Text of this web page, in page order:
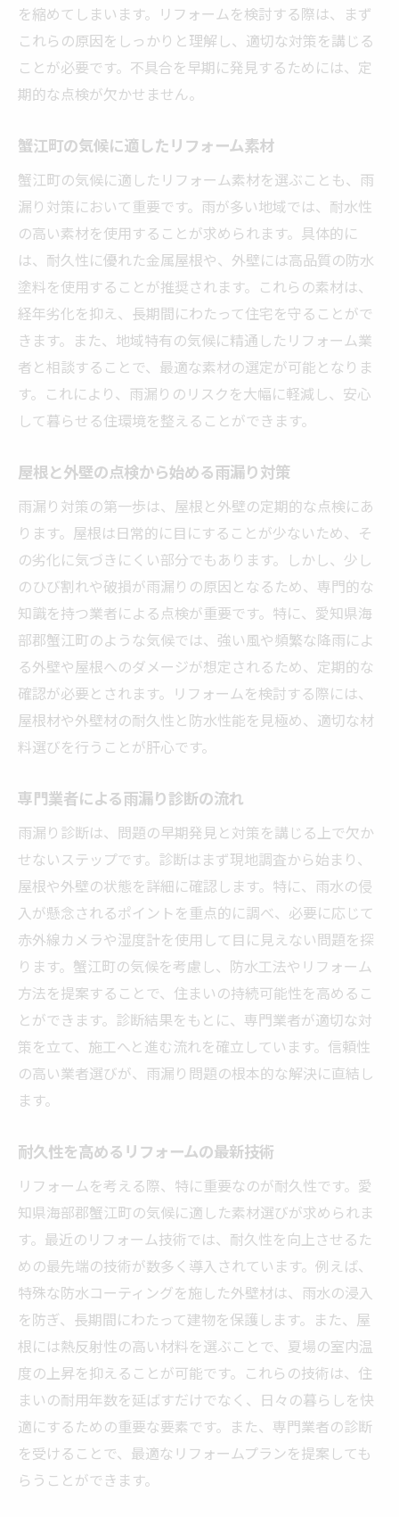
雨漏りを未然に防ぐための具体的なリフォーム
の流れ
初回相談から施工までのプロセス
現地調査で確認すべきポイント
最適な施工プランの提案方法
完了後の点検と保証内容
万が一に備える保険の活用法
蟹江町で雨漏りを防ぐための効果的なリフォー
ム対策
防水シートの選び方と施工法
外壁塗装で雨漏りを防ぐポイント
屋根の形状別リフォームの注意点
雨どいの定期的な清掃と点検
緊急時の応急処置とその効果
リフォームで実現する雨漏り知らずの快適な住
まい
リフォーム後の快適性を高める工夫
断熱性能を向上させる方法
雨漏り対策におけるエコな選択肢
リフォーム後の維持管理ポイント
住まいの見た目と機能性の両立
未来志向のリフォームデザイン
愛知県海部郡蟹江町のリフォームで得られる安
安心して暮らすためのリフォーム事例
長期保証のメリットと選択基準
防災対策としてのリフォームの可能性
住まいの耐震性向上を目指して
蟹江町の地域特性を考慮したリフォーム
住環境の改善と健康への影響
雨漏り対策リフォームの成功事例とそのポイン
ト
成功したリフォーム事例の紹介
問題解決に導いた施工法
施工後のフィードバック活用法
成功事例に学ぶトラブル回避策
家の寿命を延ばすための雨漏りリフォームの必
須項目
長寿命化に寄与する素材選び
リフォーム計画の立て方
耐久性を高める最新テクノロジー
年次点検の重要性と実施方法
資産価値を高めるためのリフォーム
住まいを支える基礎の強化
を縮めてしまいます。リフォームを検討する際は、まず
これらの原因をしっかりと理解し、適切な対策を講じる
ことが必要です。不具合を早期に発見するためには、定
期的な点検が欠かせません。
蟹江町の気候に適したリフォーム素材
蟹江町の気候に適したリフォーム素材を選ぶことも、雨
漏り対策において重要です。雨が多い地域では、耐水性
の高い素材を使用することが求められます。具体的に
は、耐久性に優れた金属屋根や、外壁には高品質の防水
塗料を使用することが推奨されます。これらの素材は、
経年劣化を抑え、長期間にわたって住宅を守ることがで
きます。また、地域特有の気候に精通したリフォーム業
者と相談することで、最適な素材の選定が可能となりま
す。これにより、雨漏りのリスクを大幅に軽減し、安心
して暮らせる住環境を整えることができます。
屋根と外壁の点検から始める雨漏り対策
雨漏り対策の第一歩は、屋根と外壁の定期的な点検にあ
ります。屋根は日常的に目にすることが少ないため、そ
の劣化に気づきにくい部分でもあります。しかし、少し
のひび割れや破損が雨漏りの原因となるため、専門的な
知識を持つ業者による点検が重要です。特に、愛知県海
部郡蟹江町のような気候では、強い風や頻繁な降雨によ
る外壁や屋根へのダメージが想定されるため、定期的な
確認が必要とされます。リフォームを検討する際には、
屋根材や外壁材の耐久性と防水性能を見極め、適切な材
料選びを行うことが肝心です。
専門業者による雨漏り診断の流れ
雨漏り診断は、問題の早期発見と対策を講じる上で欠か
せないステップです。診断はまず現地調査から始まり、
屋根や外壁の状態を詳細に確認します。特に、雨水の侵
入が懸念されるポイントを重点的に調べ、必要に応じて
赤外線カメラや湿度計を使用して目に見えない問題を探
ります。蟹江町の気候を考慮し、防水工法やリフォーム
方法を提案することで、住まいの持続可能性を高めるこ
とができます。診断結果をもとに、専門業者が適切な対
策を立て、施工へと進む流れを確立しています。信頼性
の高い業者選びが、雨漏り問題の根本的な解決に直結し
ます。
耐久性を高めるリフォームの最新技術
リフォームを考える際、特に重要なのが耐久性です。愛
知県海部郡蟹江町の気候に適した素材選びが求められま
す。最近のリフォーム技術では、耐久性を向上させるた
めの最先端の技術が数多く導入されています。例えば、
特殊な防水コーティングを施した外壁材は、雨水の浸入
を防ぎ、長期間にわたって建物を保護します。また、屋
根には熱反射性の高い材料を選ぶことで、夏場の室内温
度の上昇を抑えることが可能です。これらの技術は、住
まいの耐用年数を延ばすだけでなく、日々の暮らしを快
適にするための重要な要素です。また、専門業者の診断
を受けることで、最適なリフォームプランを提案しても
らうことができます。